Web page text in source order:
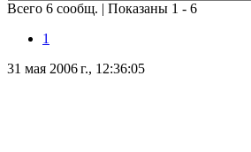
Всего 6 сообщ. | Показаны 1 - 6
1
31 мая 2006 г., 12:36:05